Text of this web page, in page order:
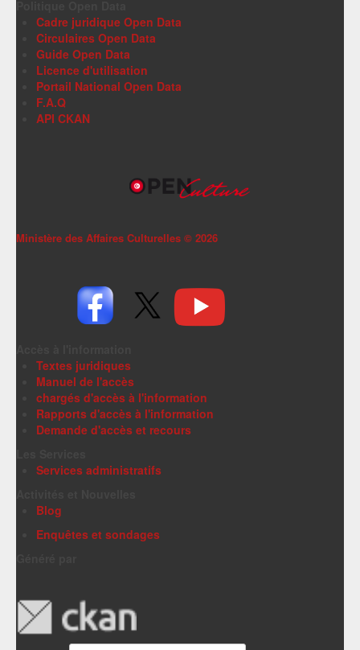
Cadre juridique Open Data
Circulaires Open Data
Guide Open Data
Licence d'utilisation
Portail National Open Data
F.A.Q
API CKAN
Ministère des Affaires Culturelles © 2026
Textes juridiques
Manuel de l'accès
chargés d'accès à l'information
Rapports d'accès à l'information
Demande d'accès et recours
Services administratifs
Blog
Enquêtes et sondages